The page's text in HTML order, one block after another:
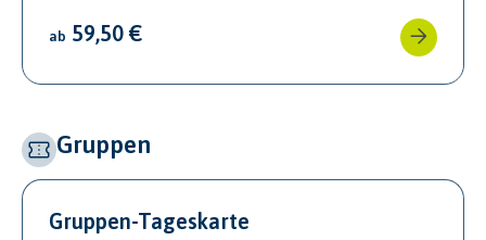
ab 59,50 €
Gruppen
Gruppen-Tageskarte